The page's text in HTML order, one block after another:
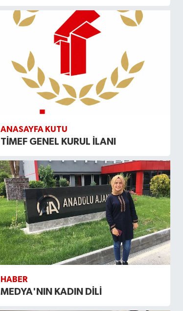
ANASAYFA KUTU
TİMEF GENEL KURUL İLANI
HABER
MEDYA'NIN KADIN DİLİ